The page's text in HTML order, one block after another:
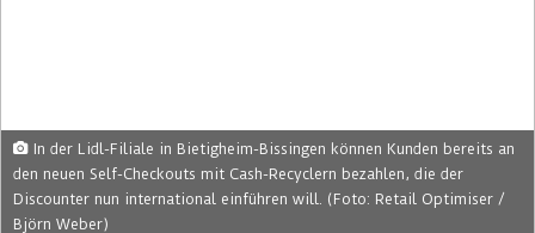
In der Lidl-Filiale in Bietigheim-Bissingen können Kunden bereits an
den neuen Self-Checkouts mit Cash-Recyclern bezahlen, die der
Discounter nun international einführen will. (Foto: Retail Optimiser /
Björn Weber)